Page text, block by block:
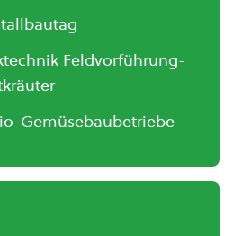
Feldvorführung-
Gemüsebaubetriebe